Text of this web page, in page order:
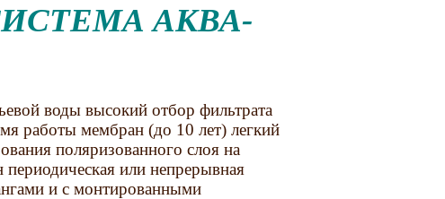
воды высокий отбор фильтрата
работы мембран (до 10 лет) легкий
поляризованного слоя на
или непрерывная
и с монтированными